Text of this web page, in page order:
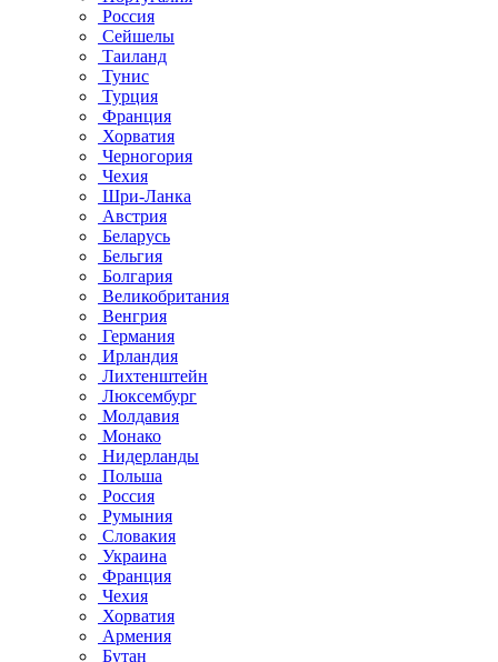
Россия
Сейшелы
Таиланд
Тунис
Турция
Франция
Хорватия
Черногория
Чехия
Шри-Ланка
Австрия
Беларусь
Бельгия
Болгария
Великобритания
Венгрия
Германия
Ирландия
Лихтенштейн
Люксембург
Молдавия
Монако
Нидерланды
Польша
Россия
Румыния
Словакия
Украина
Франция
Чехия
Хорватия
Армения
Бутан